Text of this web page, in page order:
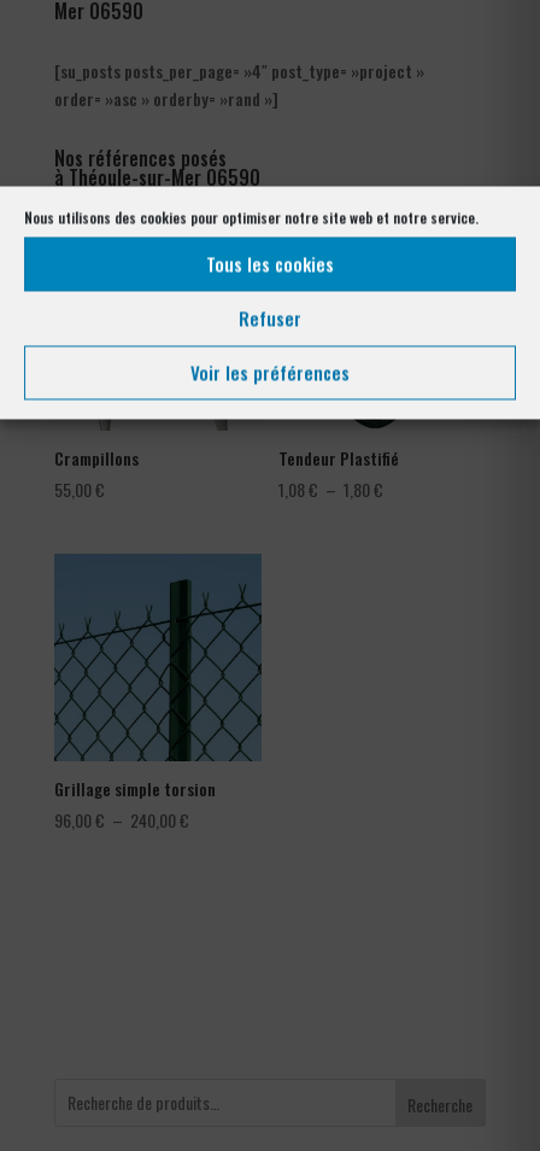
Nous utilisons des cookies pour optimiser notre site web et notre service.
Tous les cookies
Refuser
Voir les préférences
Mer 06590
[su_posts posts_per_page= »4″ post_type= »project »
order= »asc » orderby= »rand »]
Nos références posés
à Théoule-sur-Mer 06590
Crampillons
55,00€
Tendeur Plastifié
1,08€ – 1,80€
Grillage simple torsion
96,00€ – 240,00€Plage
Recherche